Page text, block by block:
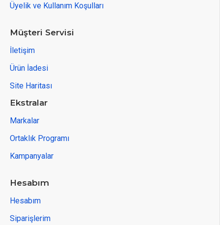
Üyelik ve Kullanım Koşulları
Müşteri Servisi
İletişim
Ürün İadesi
Site Haritası
Ekstralar
Markalar
Ortaklık Programı
Kampanyalar
Hesabım
Hesabım
Siparişlerim